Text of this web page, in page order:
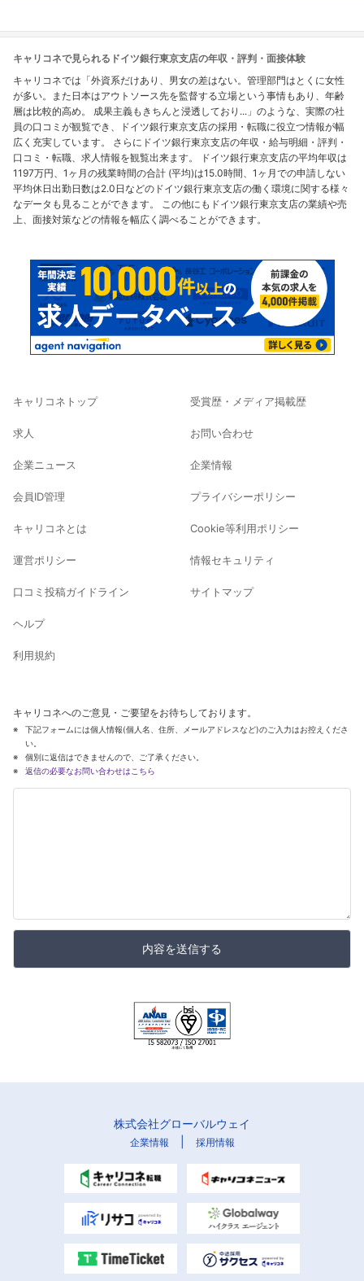
キャリコネで見られるドイツ銀行東京支店の年収・評判・面接体験
キャリコネでは「外資系だけあり、男女の差はない。管理部門はとくに女性
が多い。また日本はアウトソース先を監督する立場という事情もあり、年齢
層は比較的高め。 成果主義もきちんと浸透しており...」のような、実際の社
員の口コミが観覧でき、ドイツ銀行東京支店の採用・転職に役立つ情報が幅
広く充実しています。 さらにドイツ銀行東京支店の年収・給与明細・評判・
口コミ・転職、求人情報を観覧出来ます。 ドイツ銀行東京支店の平均年収は
1197万円、1ヶ月の残業時間の合計 (平均)は15.0時間、1ヶ月での申請しない
平均休日出勤日数は2.0日などのドイツ銀行東京支店の働く環境に関する様々
なデータも見ることができます。 この他にもドイツ銀行東京支店の業績や売
上、面接対策などの情報を幅広く調べることができます。
キャリコネトップ
求人
企業ニュース
会員ID管理
キャリコネとは
運営ポリシー
口コミ投稿ガイドライン
ヘルプ
利用規約
受賞歴・メディア掲載歴
お問い合わせ
企業情報
プライバシーポリシー
Cookie等利用ポリシー
情報セキュリティ
サイトマップ
キャリコネへのご意見・ご要望をお待ちしております。
下記フォームには個人情報(個人名、住所、メールアドレスなど)のご入力はお控えくださ
い。
個別に返信はできませんので、ご了承ください。
返信の必要なお問い合わせはこちら
内容を送信する
株式会社グローバルウェイ
企業情報 採用情報